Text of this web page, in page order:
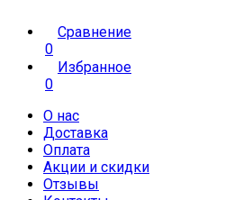
Сравнение
0
Избранное
0
О нас
Доставка
Оплата
Акции и скидки
Отзывы